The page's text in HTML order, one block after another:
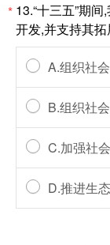
* 13.“十三五”期
开发,并支持其拓
A.组织社
B.组织社
C.加强社
D.推进生